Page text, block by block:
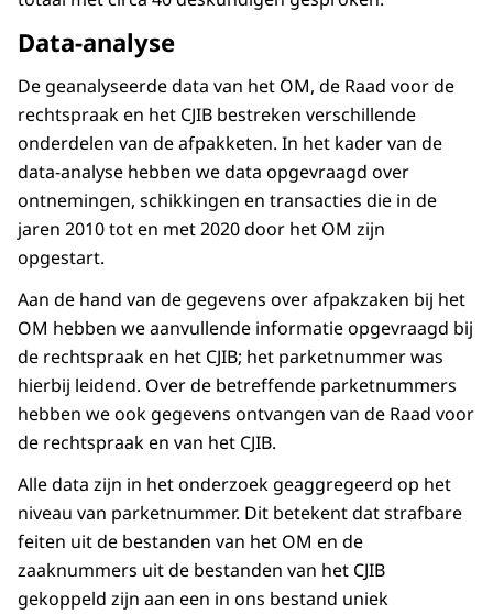
Data-analyse
De geanalyseerde data van het OM, de Raad voor de
rechtspraak en het CJIB bestreken verschillende
onderdelen van de afpakketen. In het kader van de
data-analyse hebben we data opgevraagd over
ontnemingen, schikkingen en transacties die in de
jaren 2010 tot en met 2020 door het OM zijn
opgestart.
Aan de hand van de gegevens over afpakzaken bij het
OM hebben we aanvullende informatie opgevraagd bij
de rechtspraak en het CJIB; het parketnummer was
hierbij leidend. Over de betreffende parketnummers
hebben we ook gegevens ontvangen van de Raad voor
de rechtspraak en van het CJIB.
Alle data zijn in het onderzoek geaggregeerd op het
niveau van parketnummer. Dit betekent dat strafbare
feiten uit de bestanden van het OM en de
zaaknummers uit de bestanden van het CJIB
gekoppeld zijn aan een in ons bestand uniek